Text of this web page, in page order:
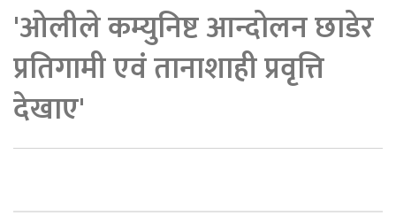
'ओलीले कम्युनिष्ट आन्दोलन छाडेर
प्रतिगामी एवं तानाशाही प्रवृत्ति
देखाए'